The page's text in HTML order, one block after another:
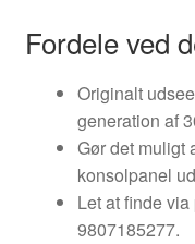
Fordele ved
Originalt
generation af
Gør det muligt
konsolpanel
Let at finde
9807185277.